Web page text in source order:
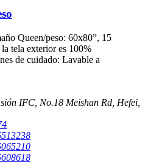
Queen/peso: 60x80”, 15
tela exterior es 100%
de cuidado: Lavable a
IFC, No.18 Meishan Rd, Hefei,